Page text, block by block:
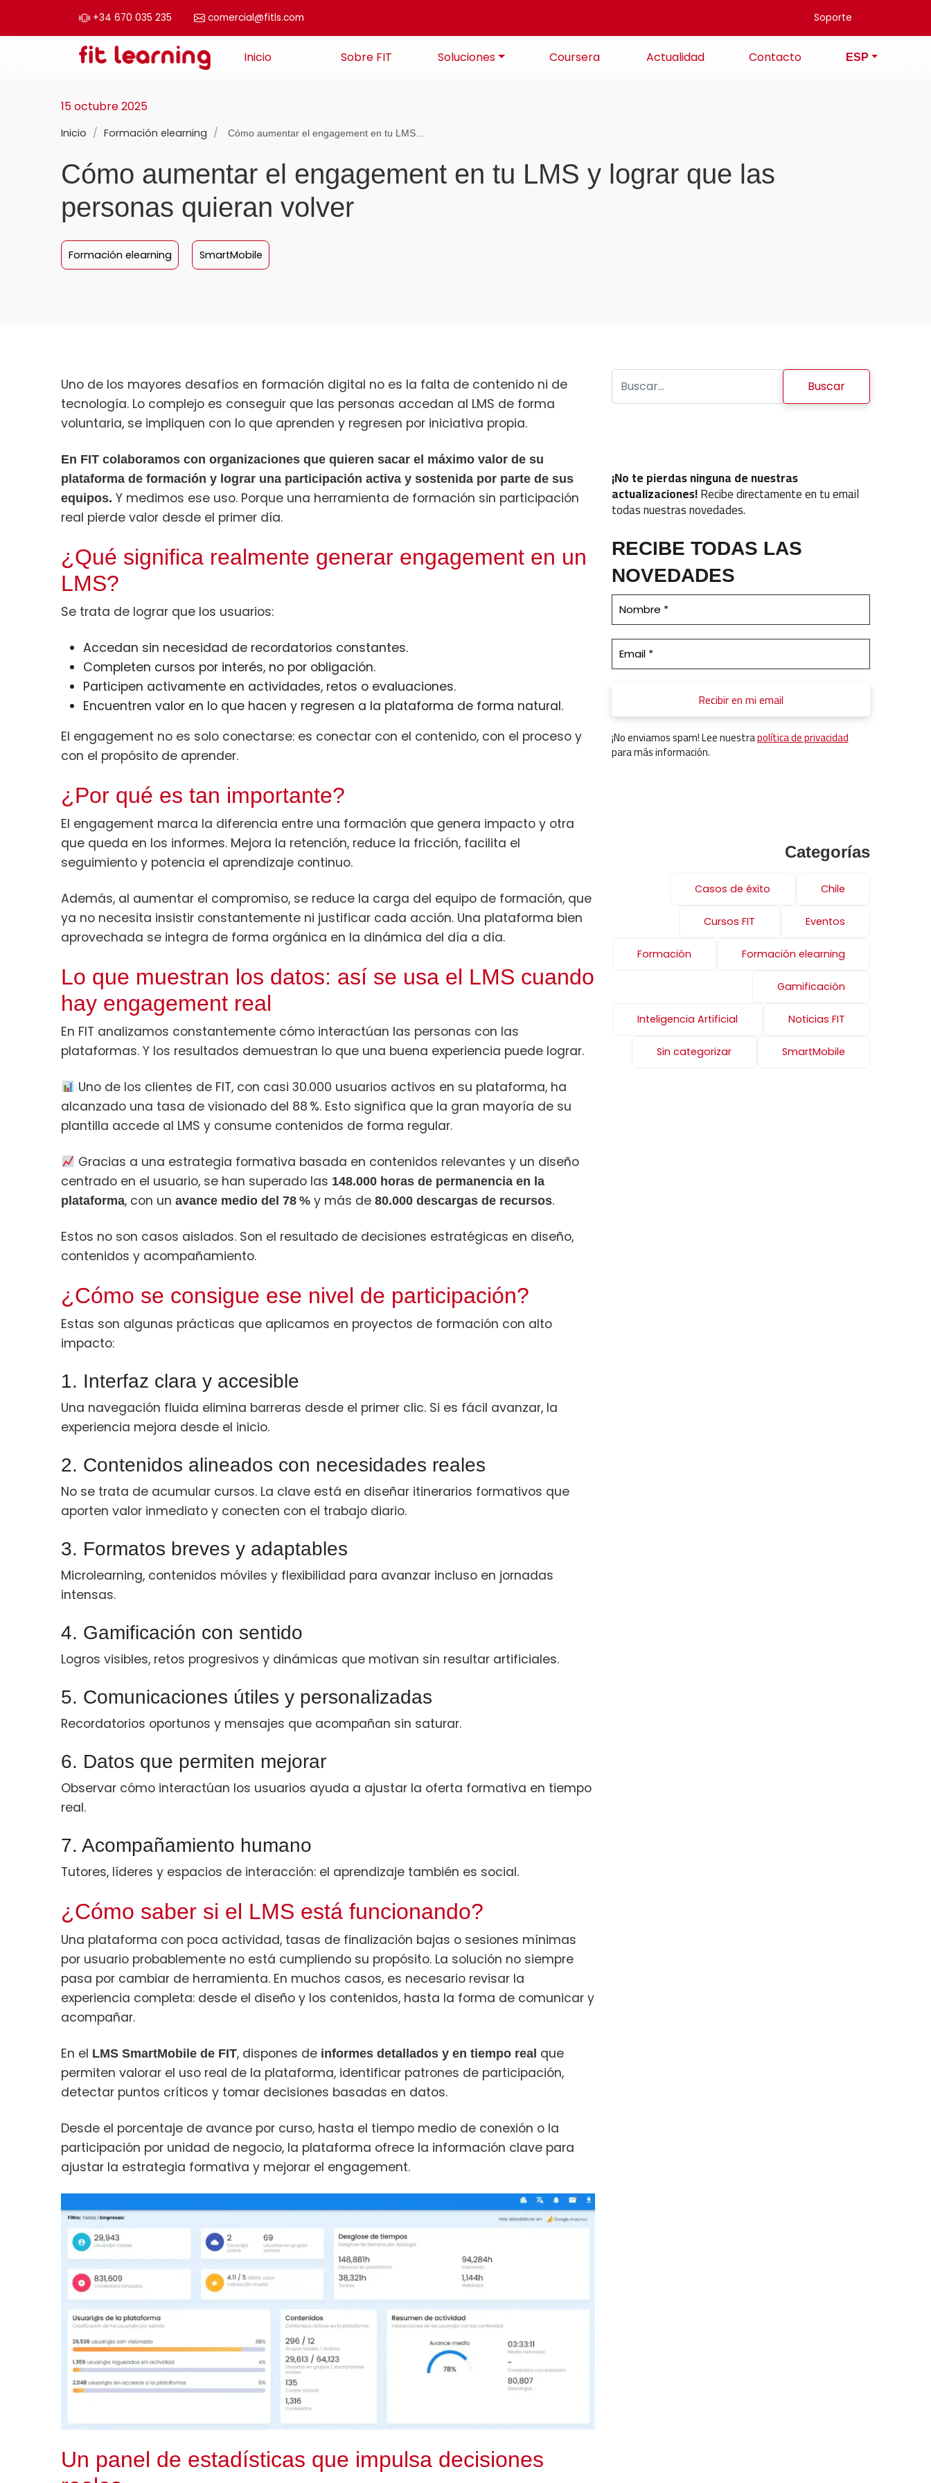
+34 670 035 235 comercial@fitls.com Soporte
Saltar al contenido
Navegación principal Inicio Sobre FIT Soluciones Coursera Actualidad Contacto ESP
15 octubre 2025
Inicio / Formación elearning / Cómo aumentar el engagement en tu LMS...
Cómo aumentar el engagement en tu LMS y lograr que las
personas quieran volver
Formación elearning SmartMobile
Uno de los mayores desafíos en formación digital no es la falta de contenido ni de
tecnología. Lo complejo es conseguir que las personas accedan al LMS de forma
voluntaria, se impliquen con lo que aprenden y regresen por iniciativa propia.
En FIT colaboramos con organizaciones que quieren sacar el máximo valor de su
plataforma de formación y lograr una participación activa y sostenida por parte de sus
equipos. Y medimos ese uso. Porque una herramienta de formación sin participación
real pierde valor desde el primer día.
¿Qué significa realmente generar engagement en un
LMS?
Se trata de lograr que los usuarios:
Accedan sin necesidad de recordatorios constantes.
Completen cursos por interés, no por obligación.
Participen activamente en actividades, retos o evaluaciones.
Encuentren valor en lo que hacen y regresen a la plataforma de forma natural.
El engagement no es solo conectarse: es conectar con el contenido, con el proceso y
con el propósito de aprender.
¿Por qué es tan importante?
El engagement marca la diferencia entre una formación que genera impacto y otra
que queda en los informes. Mejora la retención, reduce la fricción, facilita el
seguimiento y potencia el aprendizaje continuo.
Además, al aumentar el compromiso, se reduce la carga del equipo de formación, que
ya no necesita insistir constantemente ni justificar cada acción. Una plataforma bien
aprovechada se integra de forma orgánica en la dinámica del día a día.
Lo que muestran los datos: así se usa el LMS cuando
hay engagement real
En FIT analizamos constantemente cómo interactúan las personas con las
plataformas. Y los resultados demuestran lo que una buena experiencia puede lograr.
Uno de los clientes de FIT, con casi 30.000 usuarios activos en su plataforma, ha
alcanzado una tasa de visionado del 88 %. Esto significa que la gran mayoría de su
plantilla accede al LMS y consume contenidos de forma regular.
Gracias a una estrategia formativa basada en contenidos relevantes y un diseño
centrado en el usuario, se han superado las 148.000 horas de permanencia en la
plataforma, con un avance medio del 78 % y más de 80.000 descargas de recursos.
Estos no son casos aislados. Son el resultado de decisiones estratégicas en diseño,
contenidos y acompañamiento.
¿Cómo se consigue ese nivel de participación?
Estas son algunas prácticas que aplicamos en proyectos de formación con alto
impacto:
1. Interfaz clara y accesible
Una navegación fluida elimina barreras desde el primer clic. Si es fácil avanzar, la
experiencia mejora desde el inicio.
2. Contenidos alineados con necesidades reales
No se trata de acumular cursos. La clave está en diseñar itinerarios formativos que
aporten valor inmediato y conecten con el trabajo diario.
3. Formatos breves y adaptables
Microlearning, contenidos móviles y flexibilidad para avanzar incluso en jornadas
intensas.
4. Gamificación con sentido
Logros visibles, retos progresivos y dinámicas que motivan sin resultar artificiales.
5. Comunicaciones útiles y personalizadas
Recordatorios oportunos y mensajes que acompañan sin saturar.
6. Datos que permiten mejorar
Observar cómo interactúan los usuarios ayuda a ajustar la oferta formativa en tiempo
real.
7. Acompañamiento humano
Tutores, líderes y espacios de interacción: el aprendizaje también es social.
¿Cómo saber si el LMS está funcionando?
Una plataforma con poca actividad, tasas de finalización bajas o sesiones mínimas
por usuario probablemente no está cumpliendo su propósito. La solución no siempre
pasa por cambiar de herramienta. En muchos casos, es necesario revisar la
experiencia completa: desde el diseño y los contenidos, hasta la forma de comunicar y
acompañar.
En el LMS SmartMobile de FIT, dispones de informes detallados y en tiempo real que
permiten valorar el uso real de la plataforma, identificar patrones de participación,
detectar puntos críticos y tomar decisiones basadas en datos.
Desde el porcentaje de avance por curso, hasta el tiempo medio de conexión o la
participación por unidad de negocio, la plataforma ofrece la información clave para
ajustar la estrategia formativa y mejorar el engagement.
Un panel de estadísticas que impulsa decisiones
Buscar:
¡No te pierdas ninguna de nuestras
actualizaciones!Recibe directamente en tu email
todas nuestras novedades.
RECIBE TODAS LAS
NOVEDADES
¡No enviamos spam! Lee nuestrapolítica de privacidad
para más información.
Categorías
Casos de éxito Chile
Cursos FIT Eventos
Formación Formación elearning
Gamificación
Inteligencia Artificial Noticias FIT
Sin categorizar SmartMobile